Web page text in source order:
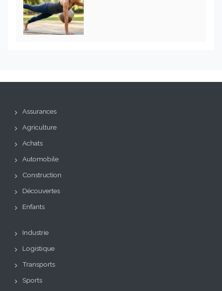
Assurances
Agriculture
Achats
Automobile
Construction
Découvertes
Enfants
Industrie
Logistique
Transports
Sports